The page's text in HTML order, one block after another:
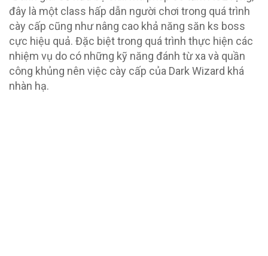
đây là một class hấp dẫn người chơi trong quá trình
cày cấp cũng như nâng cao khả năng săn ks boss
cực hiệu quả. Đặc biệt trong quá trình thực hiện các
nhiệm vụ do có những kỹ năng đánh từ xa và quần
công khủng nên việc cày cấp của Dark Wizard khá
nhàn hạ.